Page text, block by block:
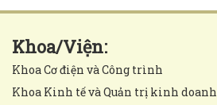
Khoa/Viện:
Khoa Cơ điện và Công trình
Khoa Kinh tế và Quản trị kinh doanh